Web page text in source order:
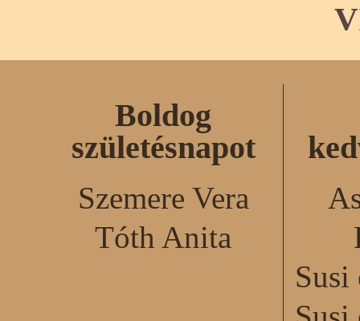
Boldog
születésnapot
Szemere Vera
Tóth Anita
Susi